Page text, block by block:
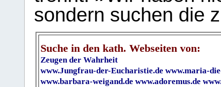
sondern suchen die
Suche in den kath. Webseiten von:
Zeugen der Wahrheit
www.Jungfrau-der-Eucharistie.de www.maria-
www.barbara-weigand.de www.adoremus.de